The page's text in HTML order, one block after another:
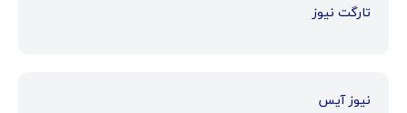
تارگت نیوز
نیوز آیس